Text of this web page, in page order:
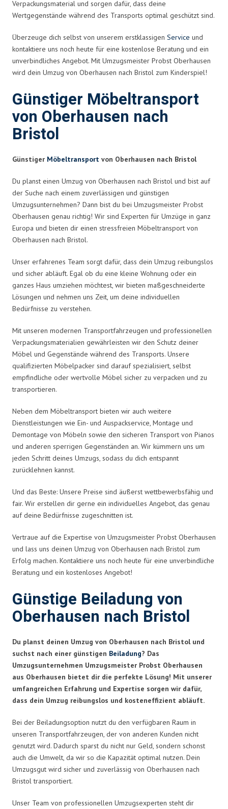
Verpackungsmaterial und sorgen dafür, dass deine
Wertgegenstände während des Transports optimal geschützt sind.
Überzeuge dich selbst von unserem erstklassigen Service und
kontaktiere uns noch heute für eine kostenlose Beratung und ein
unverbindliches Angebot. Mit Umzugsmeister Probst Oberhausen
wird dein Umzug von Oberhausen nach Bristol zum Kinderspiel!
Günstiger Möbeltransport
von Oberhausen nach
Bristol
Günstiger Möbeltransport von Oberhausen nach Bristol
Du planst einen Umzug von Oberhausen nach Bristol und bist auf
der Suche nach einem zuverlässigen und günstigen
Umzugsunternehmen? Dann bist du bei Umzugsmeister Probst
Oberhausen genau richtig! Wir sind Experten für Umzüge in ganz
Europa und bieten dir einen stressfreien Möbeltransport von
Oberhausen nach Bristol.
Unser erfahrenes Team sorgt dafür, dass dein Umzug reibungslos
und sicher abläuft. Egal ob du eine kleine Wohnung oder ein
ganzes Haus umziehen möchtest, wir bieten maßgeschneiderte
Lösungen und nehmen uns Zeit, um deine individuellen
Bedürfnisse zu verstehen.
Mit unseren modernen Transportfahrzeugen und professionellen
Verpackungsmaterialien gewährleisten wir den Schutz deiner
Möbel und Gegenstände während des Transports. Unsere
qualifizierten Möbelpacker sind darauf spezialisiert, selbst
empfindliche oder wertvolle Möbel sicher zu verpacken und zu
transportieren.
Neben dem Möbeltransport bieten wir auch weitere
Dienstleistungen wie Ein- und Auspackservice, Montage und
Demontage von Möbeln sowie den sicheren Transport von Pianos
und anderen sperrigen Gegenständen an. Wir kümmern uns um
jeden Schritt deines Umzugs, sodass du dich entspannt
zurücklehnen kannst.
Und das Beste: Unsere Preise sind äußerst wettbewerbsfähig und
fair. Wir erstellen dir gerne ein individuelles Angebot, das genau
auf deine Bedürfnisse zugeschnitten ist.
Vertraue auf die Expertise von Umzugsmeister Probst Oberhausen
und lass uns deinen Umzug von Oberhausen nach Bristol zum
Erfolg machen. Kontaktiere uns noch heute für eine unverbindliche
Beratung und ein kostenloses Angebot!
Günstige Beiladung von
Oberhausen nach Bristol
Du planst deinen Umzug von Oberhausen nach Bristol und
suchst nach einer günstigen Beiladung? Das
Umzugsunternehmen Umzugsmeister Probst Oberhausen
aus Oberhausen bietet dir die perfekte Lösung! Mit unserer
umfangreichen Erfahrung und Expertise sorgen wir dafür,
dass dein Umzug reibungslos und kosteneffizient abläuft.
Bei der Beiladungsoption nutzt du den verfügbaren Raum in
unseren Transportfahrzeugen, der von anderen Kunden nicht
genutzt wird. Dadurch sparst du nicht nur Geld, sondern schonst
auch die Umwelt, da wir so die Kapazität optimal nutzen. Dein
Umzugsgut wird sicher und zuverlässig von Oberhausen nach
Bristol transportiert.
Unser Team von professionellen Umzugsexperten steht dir